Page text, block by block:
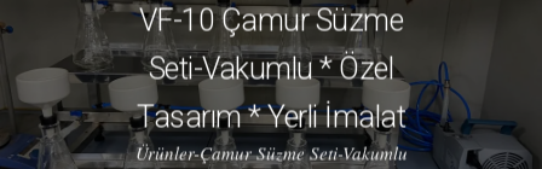
KURUMSAL
ÜRÜNLER
HABERLER
VF-10 Çamur Süzme
Seti-Vakumlu * Özel
Tasarım * Yerli İmalat
Ürünler-Çamur Süzme Seti-Vakumlu